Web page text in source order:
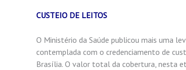
CUSTEIO DE LEITOS
O Ministério da Saúde publicou mais uma
contemplada com o credenciamento de
Brasília. O valor total da cobertura, nesta